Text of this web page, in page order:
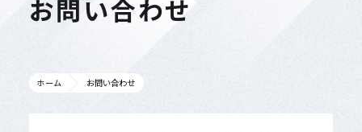
お問い合わせ
ホーム お問い合わせ